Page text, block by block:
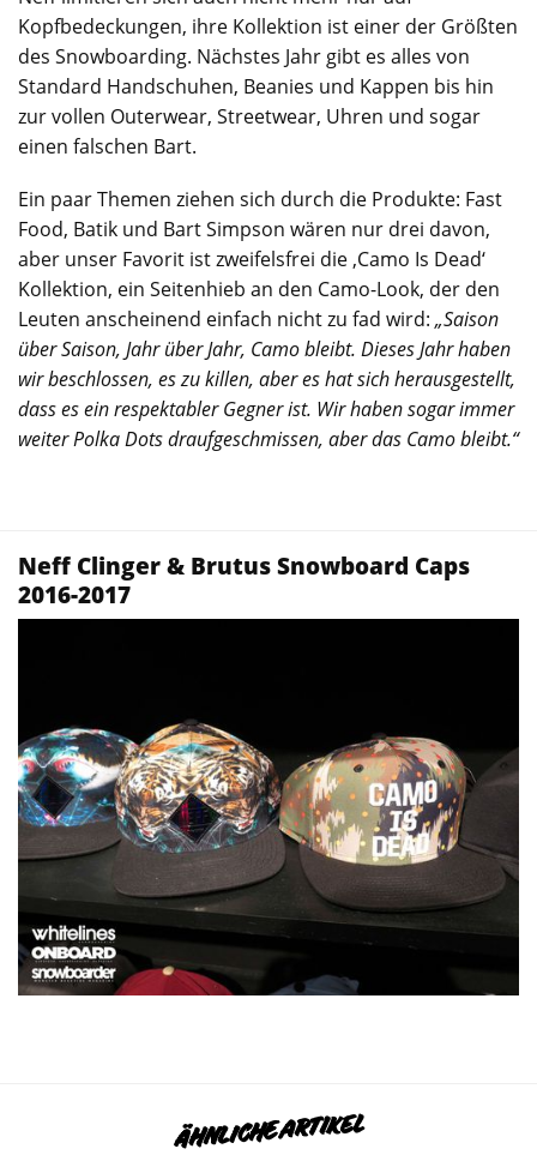
Kopfbedeckungen, ihre Kollektion ist einer der Größten
des Snowboarding. Nächstes Jahr gibt es alles von
Standard Handschuhen, Beanies und Kappen bis hin
zur vollen Outerwear, Streetwear, Uhren und sogar
einen falschen Bart.
Ein paar Themen ziehen sich durch die Produkte: Fast
Food, Batik und Bart Simpson wären nur drei davon,
aber unser Favorit ist zweifelsfrei die ‚Camo Is Dead‘
Kollektion, ein Seitenhieb an den Camo-Look, der den
Leuten anscheinend einfach nicht zu fad wird: „Saison
über Saison, Jahr über Jahr, Camo bleibt. Dieses Jahr haben
wir beschlossen, es zu killen, aber es hat sich herausgestellt,
dass es ein respektabler Gegner ist. Wir haben sogar immer
weiter Polka Dots draufgeschmissen, aber das Camo bleibt.“
Neff Clinger & Brutus Snowboard Caps
2016-2017
ÄHNLICHE ARTIKEL